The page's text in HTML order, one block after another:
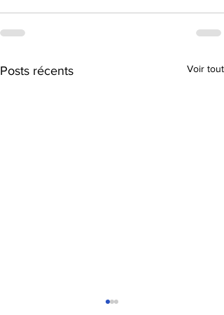
Posts récents Voir tout